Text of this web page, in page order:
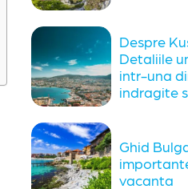
Despre
Detaliile
intr-una
indragite
Ghid
vacanta